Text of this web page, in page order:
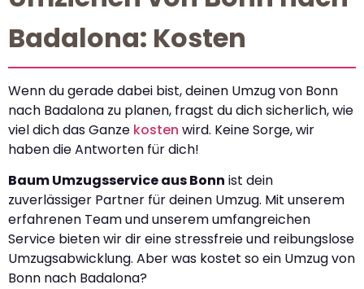
Badalona: Kosten
Wenn du gerade dabei bist, deinen Umzug von Bonn
nach Badalona zu planen, fragst du dich sicherlich, wie
viel dich das Ganze kosten wird. Keine Sorge, wir
haben die Antworten für dich!
Baum Umzugsservice aus Bonn ist dein
zuverlässiger Partner für deinen Umzug. Mit unserem
erfahrenen Team und unserem umfangreichen
Service bieten wir dir eine stressfreie und reibungslose
Umzugsabwicklung. Aber was kostet so ein Umzug von
Bonn nach Badalona?